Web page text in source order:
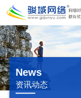
网
站
首
页
关
于
骏
服
务
模
News
资讯动态